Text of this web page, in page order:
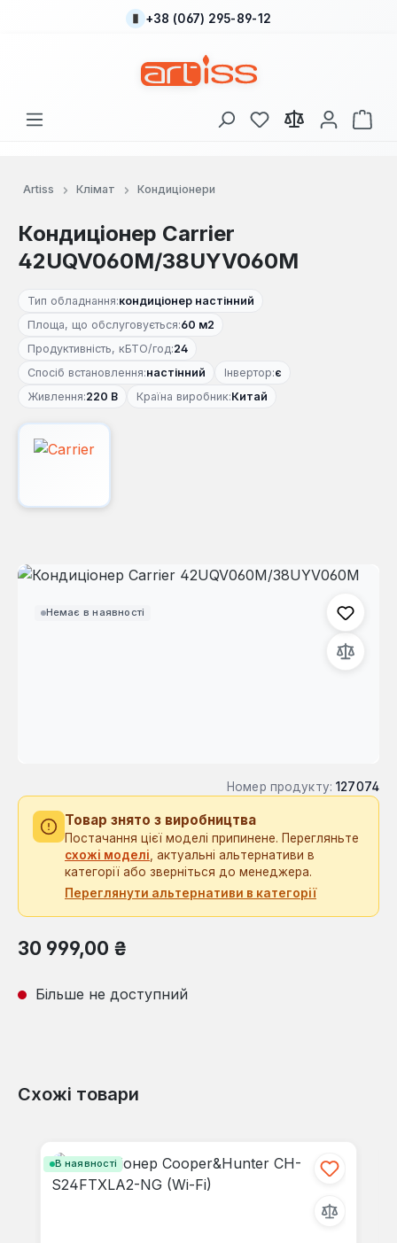
Перейти до основного вмісту
+38 (067) 295-89-12
У вас є 0 у списку
Artiss Клімат Кондиціонери
Кондиціонер Carrier
42UQV060M/38UYV060M
Тип обладнання:кондиціонер настінний
Площа, що обслуговується:60 м2
Продуктивність, кБТО/год:24
Спосіб встановлення:настінний Інвертор:є
Живлення:220 В Країна виробник:Китай
Немає в наявності
Пропустити галерею зображень
Номер продукту: 127074
Товар знято з виробництва
Постачання цієї моделі припинене. Перегляньте
схожі моделі , актуальні альтернативи в
категорії або зверніться до менеджера.
Переглянути альтернативи в категорії
Звичайна ціна:
30 999,00 ₴
Більше не доступний
Схожі товари
В наявності